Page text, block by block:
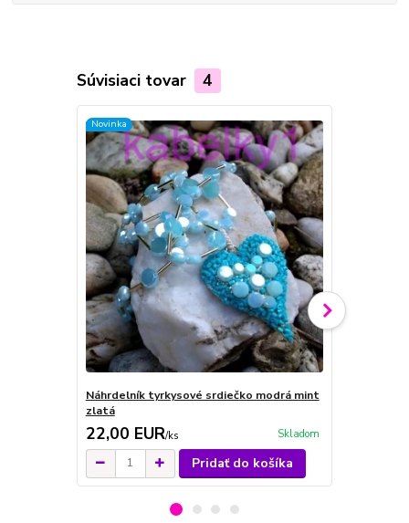
Súvisiaci tovar 4
Novinka
Náhrdelník tyrkysové srdiečko modrá mint
zlatá
22,00 EUR/ks Skladom
Pridať do košíka